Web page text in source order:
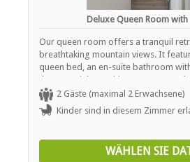
Deluxe Queen Room with
Our queen room offers a tranquil
breathtaking mountain views. It
queen bed, an en-suite bathroom
the essential amenities to ensure a
connected with high-speed Wi-Fi and
dedicated workspace, perfect for
leisure travelers. Unwind with
have access to a communal kitchen
convenience. The room is non-
2 Gäste (maximal 2 Erwachsene)
Kinder sind in diesem Zimmer
WÄHLEN SIE